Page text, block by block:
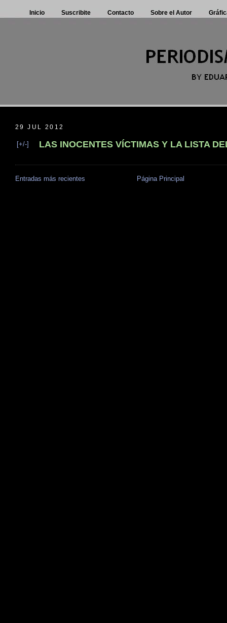
Inicio Suscribite Contacto Sobre el Autor
29 JUL 2012
[+/-] LAS INOCENTES VÍCTIMAS Y LA LISTA
Entradas más recientes Página Principal